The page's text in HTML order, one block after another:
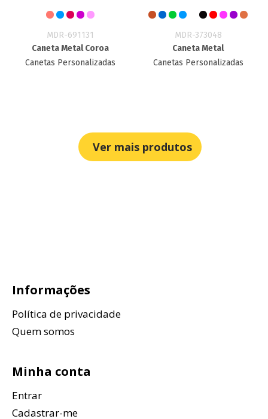
MDR-691131
Caneta Metal Coroa
Canetas Personalizadas
MDR-373048
Caneta Metal
Canetas Personalizadas
Ver mais produtos
Informações
Política de privacidade
Quem somos
Minha conta
Entrar
Cadastrar-me